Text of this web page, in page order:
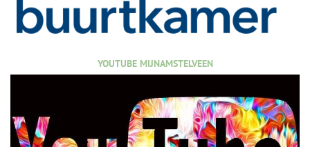
YOUTUBE MIJNAMSTELVEEN